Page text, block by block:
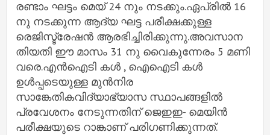
രണ്ടാം ഘട്ടം മെയ് 24 നും നടക്കും.ഏപ്രിൽ 16
നു നടക്കുന്ന ആദ്യ ഘട്ട പരീക്ഷക്കുള്ള
രെജിസ്ട്രേഷൻ ആരഭിച്ചിരിക്കുന്നു.അവസാന
തിയതി ഈ മാസം 31 നു വൈകുന്നേരം 5 മണി
വരെ.എൻഐടി കൾ , ഐഐടി കൾ
ഉൾപ്പടെയുള്ള മുൻനിര
സാങ്കേതികവിദ്യാഭ്യാസ സ്ഥാപങ്ങളിൽ
പ്രവേശനം നേടുന്നതിന് ജെഇഇ- മെയിൻ
പരീക്ഷയുടെ റാങ്കാണ് പരിഗണിക്കുന്നത്.